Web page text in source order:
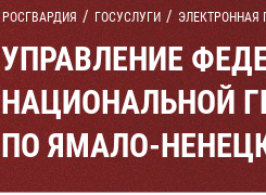
РОСГВАРДИЯ ГОСУСЛУГИ ЭЛЕКТРОННАЯ
УПРАВЛЕНИЕ
НАЦИОНАЛЬНОЙ
ПО ЯМАЛО-